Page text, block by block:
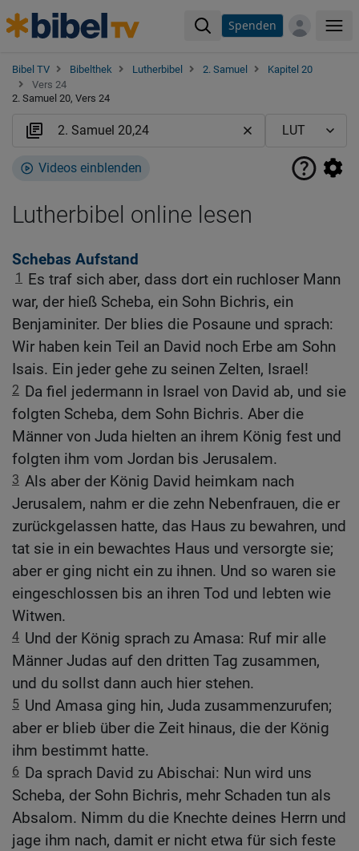
Spenden
Bibel TV Bibelthek Lutherbibel 2. Samuel
Kapitel 20
Vers 24
2. Samuel 20, Vers 24
Videos einblenden
Lutherbibel online lesen
Schebas Aufstand
1
Es traf sich aber, dass dort ein ruchloser Mann
war, der hieß Scheba, ein Sohn Bichris, ein
Benjaminiter. Der blies die Posaune und sprach:
Wir haben kein Teil an David noch Erbe am Sohn
Isais. Ein jeder gehe zu seinen Zelten, Israel!
2 Da fiel jedermann in Israel von David ab, und sie
folgten Scheba, dem Sohn Bichris. Aber die
Männer von Juda hielten an ihrem König fest und
folgten ihm vom Jordan bis Jerusalem.
3 Als aber der König David heimkam nach
Jerusalem, nahm er die zehn Nebenfrauen, die er
zurückgelassen hatte, das Haus zu bewahren, und
tat sie in ein bewachtes Haus und versorgte sie;
aber er ging nicht ein zu ihnen. Und so waren sie
eingeschlossen bis an ihren Tod und lebten wie
Witwen.
4 Und der König sprach zu Amasa: Ruf mir alle
Männer Judas auf den dritten Tag zusammen,
und du sollst dann auch hier stehen.
5 Und Amasa ging hin, Juda zusammenzurufen;
aber er blieb über die Zeit hinaus, die der König
ihm bestimmt hatte.
6 Da sprach David zu Abischai: Nun wird uns
Scheba, der Sohn Bichris, mehr Schaden tun als
Absalom. Nimm du die Knechte deines Herrn und
jage ihm nach, damit er nicht etwa für sich feste